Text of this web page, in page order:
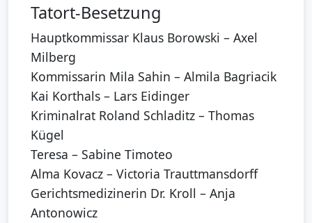
Tatort-Besetzung
Hauptkommissar Klaus Borowski – Axel
Milberg
Kommissarin Mila Sahin – Almila Bagriacik
Kai Korthals – Lars Eidinger
Kriminalrat Roland Schladitz – Thomas
Kügel
Teresa – Sabine Timoteo
Alma Kovacz – Victoria Trauttmansdorff
Gerichtsmedizinerin Dr. Kroll – Anja
Antonowicz